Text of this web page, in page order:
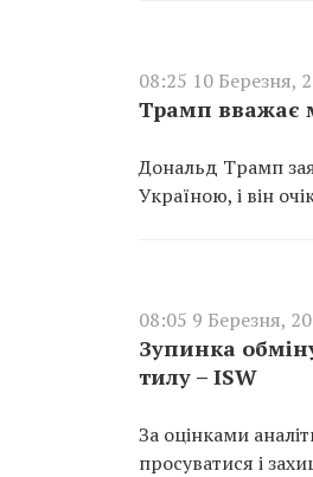
08:25 10 Березня,
Трамп вважає
Дональд Трамп
Україною, і він
08:05 9 Березня,
Зупинка
тилу – ISW
За оцінками
просуватися і